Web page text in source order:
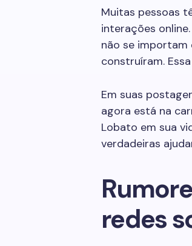
Muitas pessoas
interações
não se importam
construíram.
Em suas
agora está na
Lobato em sua
verdadeiras
redes